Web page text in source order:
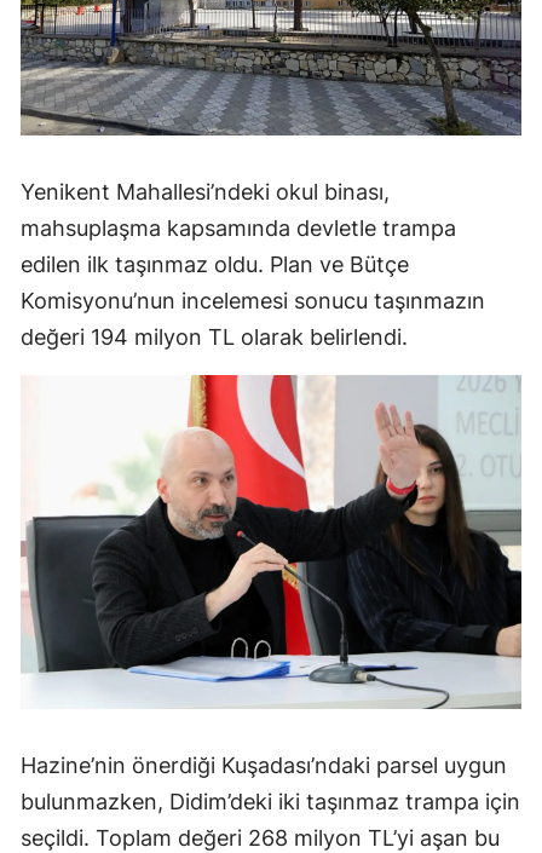
Yenikent Mahallesi’ndeki okul binası,
mahsuplaşma kapsamında devletle trampa
edilen ilk taşınmaz oldu. Plan ve Bütçe
Komisyonu’nun incelemesi sonucu taşınmazın
değeri 194 milyon TL olarak belirlendi.
Hazine’nin önerdiği Kuşadası’ndaki parsel uygun
bulunmazken, Didim’deki iki taşınmaz trampa için
seçildi. Toplam değeri 268 milyon TL’yi aşan bu